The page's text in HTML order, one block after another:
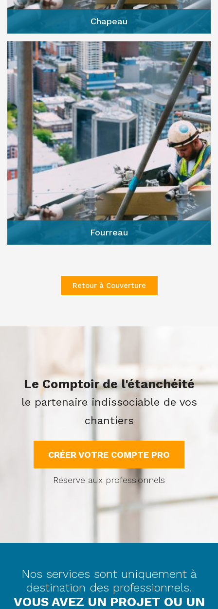
Chapeau
Fourreau
Retour à Couverture
Le Comptoir de l'étanchéité
le partenaire indissociable de vos
chantiers
CRÉER VOTRE COMPTE PRO
Réservé aux professionnels
Nos services sont uniquement à
destination des professionnels.
VOUS AVEZ UN PROJET OU UN